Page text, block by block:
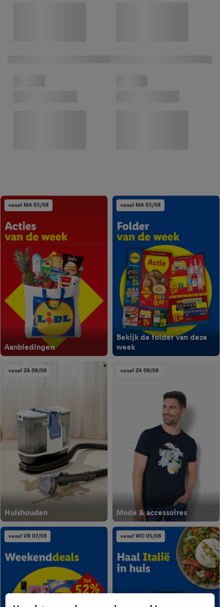
vanaf MA 03/08
Aanbiedingen
vanaf MA 03/08
Bekijk de folder van deze
week
vanaf ZA 08/08
Huishouden
vanaf ZA 08/08
Mode & accessoires
vanaf VR 07/08 vanaf WO 05/08